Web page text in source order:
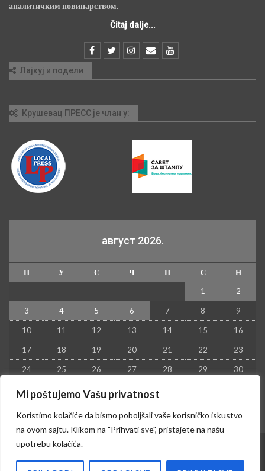
Mi poštujemo Vašu privatnost
Koristimo kolačiće da bismo poboljšali vaše korisničko iskustvo
na ovom sajtu. Klikom na "Prihvati sve", pristajete na našu
upotrebu kolačića.
аналитичким новинарством.
Čitaj dalje...
Лајкуј и подели
Крушевац ПРЕСС је члан у:
август 2026.
П У С Ч П С
Н
1
2
3 4 5 6 7 8 9
10 11 12 13 14 15 16
17 18 19 20 21 22 23
24 25 26 27 28 29 30
31